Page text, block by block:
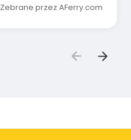
Zebrane przez AFerry.com